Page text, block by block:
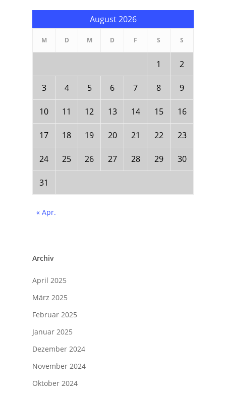
August 2026
M D M D F S S
1 2
3 4 5 6 7 8 9
10 11 12 13 14 15 16
17 18 19 20 21 22 23
24 25 26 27 28 29 30
31
« Apr.
Archiv
April 2025
März 2025
Februar 2025
Januar 2025
Dezember 2024
November 2024
Oktober 2024